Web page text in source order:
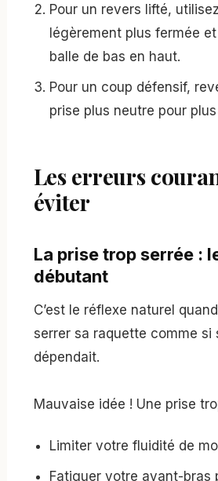
Pour un revers lifté,
légèrement plus fermée
balle de bas en haut.
Pour un coup défensif,
prise plus neutre pour
Les erreurs
éviter
La prise trop serrée :
débutant
C’est le réflexe naturel
serrer sa raquette comme si
dépendait.
Mauvaise idée ! Une prise
Limiter votre fluidité de
Fatiguer votre avant-bras